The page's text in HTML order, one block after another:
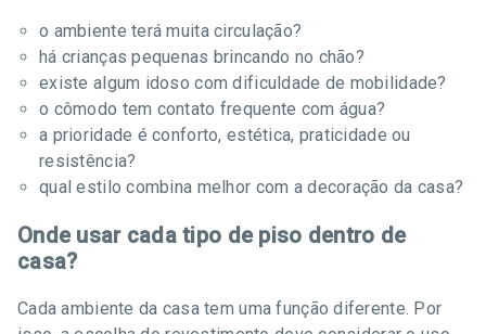
o ambiente terá muita circulação?
há crianças pequenas brincando no chão?
existe algum idoso com dificuldade de mobilidade?
o cômodo tem contato frequente com água?
a prioridade é conforto, estética, praticidade ou
resistência?
qual estilo combina melhor com a decoração da casa?
Onde usar cada tipo de piso dentro de
casa?
Cada ambiente da casa tem uma função diferente. Por